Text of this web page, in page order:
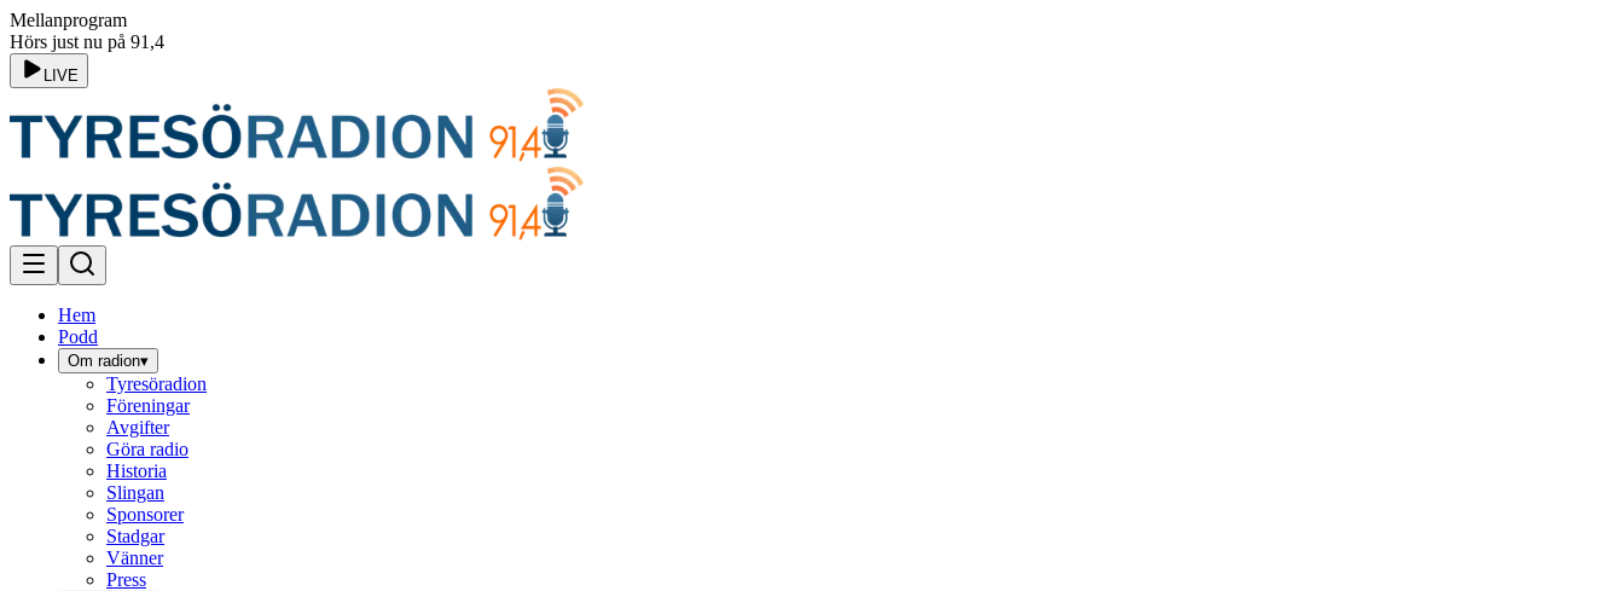
Mellanprogram
Hörs just nu på 91,4
LIVE
Hem
Podd
Om radion▾
Tyresöradion
Föreningar
Avgifter
Göra radio
Historia
Slingan
Sponsorer
Stadgar
Vänner
Press